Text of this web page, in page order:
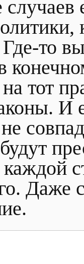
Где-то
на тот
И
каждой
Даже